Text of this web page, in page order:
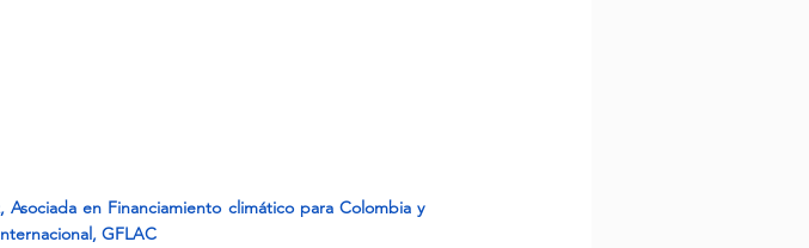
en Financiamiento climático para Colombia y
GFLAC